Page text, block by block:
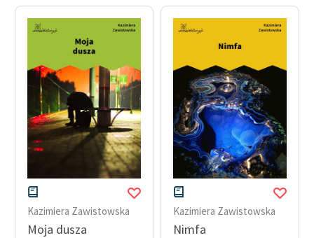
Zespół
Zasady wykorzystania
Wolnych Lektur
Logotypy
Materiały promocyjne
Polityka prywatności
Regulamin biblioteki
Dane fundacji i
Kazimiera Zawistowska
Moja dusza
Kazimiera Zawistowska
Nimfa